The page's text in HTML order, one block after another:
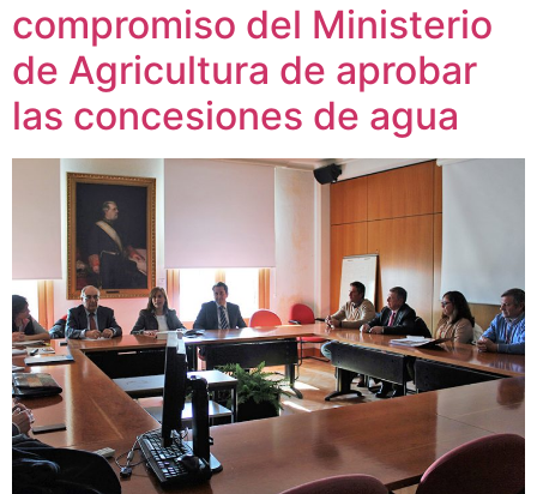
compromiso del Ministerio
de Agricultura de aprobar
las concesiones de agua